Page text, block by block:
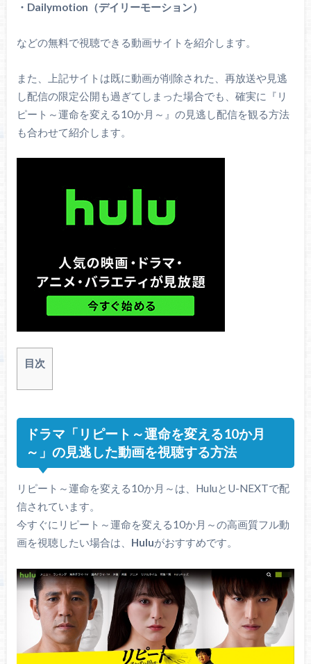
・Dailymotion（デイリーモーション）
などの無料で視聴できる動画サイトを紹介します。
また、上記サイトは既に動画が削除された、再放送や見逃
し配信の限定公開も過ぎてしまった場合でも、確実に『リ
ピート～運命を変える10か月～』の見逃し配信を観る方法
も合わせて紹介します。
目次
ドラマ「リピート～運命を変える10か月
～」の見逃した動画を視聴する方法
リピート～運命を変える10か月～は、HuluとU-NEXTで配
信されています。
今すぐにリピート～運命を変える10か月～の高画質フル動
画を視聴したい場合は、 Huluがおすすめです。